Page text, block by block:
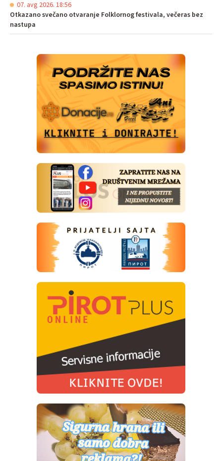
07. avg 2026. 18:56
Otkazano svečano otvaranje Folklornog festivala, večeras bez
nastupa